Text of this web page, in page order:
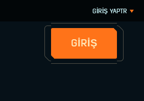
GİRİŞ YAPTR
GİRİŞ